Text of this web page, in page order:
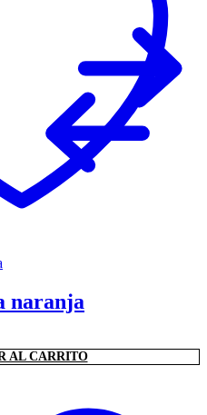
naranja
AL CARRITO